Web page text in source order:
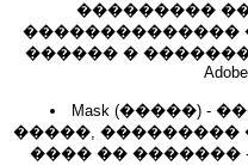
���������
��������������
������ �
Mask (�����) -
�����, ���������
���� �� ������� -